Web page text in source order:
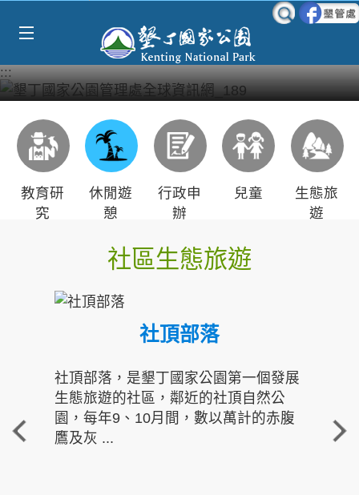
:::
教育研
究
休閒遊
憩
行政申
辦
兒童
生態旅
遊
社區生態旅遊
社頂部落
社頂部落，是墾丁國家公園第一個發展
生態旅遊的社區，鄰近的社頂自然公
園，每年9、10月間，數以萬計的赤腹
鷹及灰 ...
重
走進